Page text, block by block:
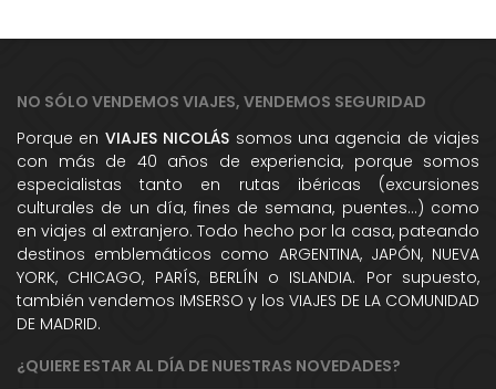
NO SÓLO VENDEMOS VIAJES, VENDEMOS SEGURIDAD
Porque en VIAJES NICOLÁS somos una agencia de viajes
con más de 40 años de experiencia, porque somos
especialistas tanto en rutas ibéricas (excursiones
culturales de un día, fines de semana, puentes...) como
en viajes al extranjero. Todo hecho por la casa, pateando
destinos emblemáticos como ARGENTINA, JAPÓN, NUEVA
YORK, CHICAGO, PARÍS, BERLÍN o ISLANDIA. Por supuesto,
también vendemos IMSERSO y los VIAJES DE LA COMUNIDAD
DE MADRID.
¿QUIERE ESTAR AL DÍA DE NUESTRAS NOVEDADES?